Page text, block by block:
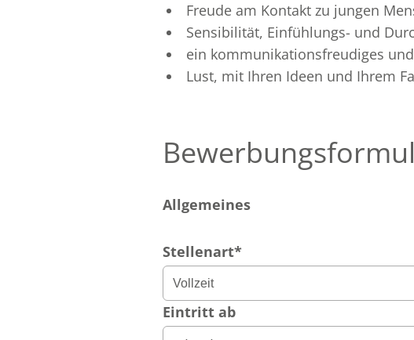
Freude am Kontakt zu jungen
Sensibilität, Einfühlungs- und
ein kommunikationsfreudiges
Lust, mit Ihren Ideen und Ihrem
Allgemeines
Stellenart*
Eintritt ab